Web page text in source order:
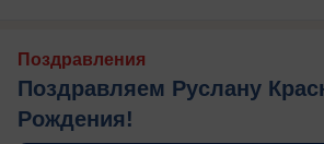
Поздравления
Поздравляем Руслану
Рождения!